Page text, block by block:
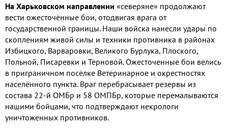
На Харьковском направлении «северяне» продолжают
вести ожесточённые бои, отодвигая врага от
государственной границы. Наши войска нанесли удары по
скоплениям живой силы и техники противника в районах
Избицкого, Варваровки, Великого Бурлука, Плоского,
Польной, Писаревки и Терновой. Ожесточенные бои велись
в приграничном посёлке Ветеринарное и окрестностях
населённого пункта. Враг перебрасывает резервы из
состава 22-й ОМБр и 58 ОМПБр, которые перемалываются
нашими бойцами, что подтверждают некрологи
уничтоженных противников.